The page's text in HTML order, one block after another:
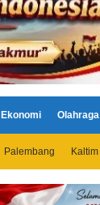
Ekonomi Olahraga
Palembang Kaltim